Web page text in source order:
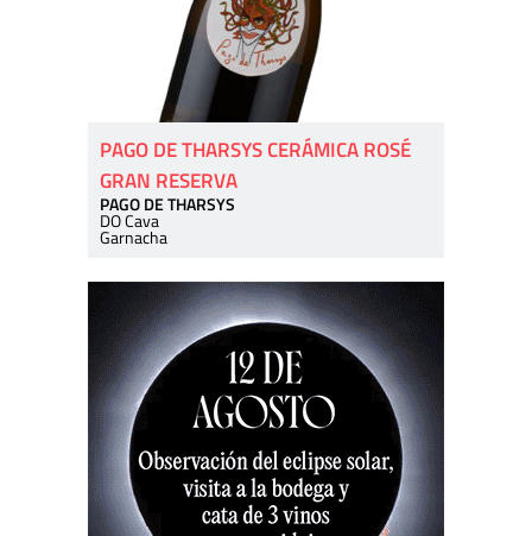
PAGO DE THARSYS CERÁMICA ROSÉ
GRAN RESERVA
PAGO DE THARSYS
DO Cava
Garnacha